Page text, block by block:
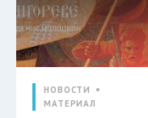
НОВОСТИ
МАТЕРИАЛ